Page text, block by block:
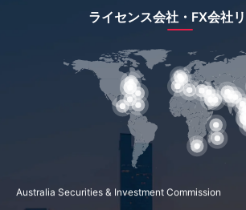
ライセンス会社・FX会社
Monetary Authority of Singapore
Australia Securities & Investment Commission
China Securities Regulatory Commission
Securities and Exchange Board of India